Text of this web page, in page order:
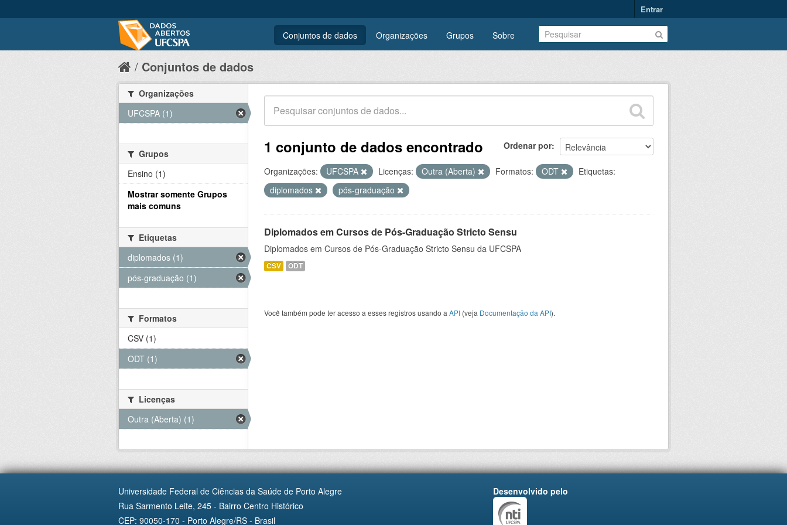
Entrar
Conjuntos de dados Organizações Grupos Sobre
Conjuntos de dados
Ordenar por
1 conjunto de dados encontrado
Organizações: UFCSPA Licenças: Outra (Aberta) Formatos: ODT
Etiquetas:
diplomados
pós-graduação
Diplomados em Cursos de Pós-Graduação Stricto Sensu
Diplomados em Cursos de Pós-Graduação Stricto Sensu da UFCSPA
CSV ODT
Você também pode ter acesso a esses registros usando a API (veja Documentação da API).
Organizações
UFCSPA (1)
Grupos
Ensino (1)
Mostrar somente Grupos
mais comuns
Etiquetas
diplomados (1)
pós-graduação (1)
Formatos
CSV (1)
ODT (1)
Licenças
Outra (Aberta) (1)
Universidade Federal de Ciências da Saúde de Porto Alegre
Rua Sarmento Leite, 245 - Bairro Centro Histórico
CEP: 90050-170 - Porto Alegre/RS - Brasil
Desenvolvido pelo